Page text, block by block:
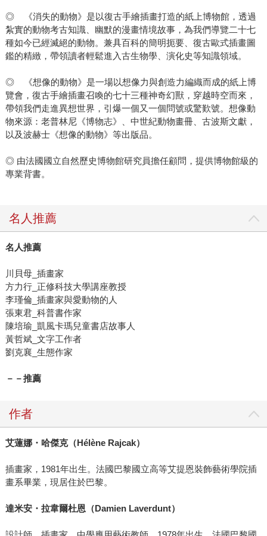
◎ 《消失的動物》是以復古手繪插畫打造的紙上博物館，透過
紮實的動物考古知識、幽默的漫畫情境故事，為我們導覽二十七
種如今已經滅絕的動物。兼具百科的簡明扼要、復古歐式插畫圖
鑑的精緻，帶領讀者輕鬆進入古生物學、演化史等知識領域。
◎ 《想像的動物》是一場以想像力與創造力編織而成的紙上博
覽會，復古手繪插畫召喚的七十三種神奇幻獸，穿越時空而來，
帶領我們走進異想世界，引爆一個又一個問號或驚歎號。想像動
物來源：老普林尼《博物志》、中世紀動物畫冊、古波斯文獻，
以及波赫士《想像的動物》等出版品。
◎ 由法國國立自然歷史博物館研究員擔任顧問，提供博物館級的
專業背書。
名人推薦
名人推薦
川貝母_插畫家
方力行_正修科技大學講座教授
李瑾倫_插畫家與愛動物的人
張東君_科普書作家
陳培瑜_凱風卡瑪兒童書店故事人
黃哲斌_文字工作者
劉克襄_生態作家
－－推薦
作者
艾蓮娜・哈傑克（Hélène Rajcak）
插畫家，1981年出生。法國巴黎國立高等艾提恩裝飾藝術學院插
畫系畢業，現居住於巴黎。
達米安・拉韋爾杜恩（Damien Laverdunt）